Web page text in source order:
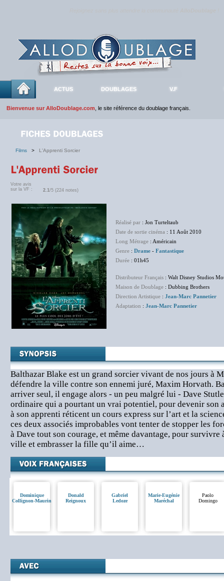
ACTUS DOUBLAGES V.F
Bienvenue sur AlloDoublage.com , le site référence du doublage français.
Films > L'Apprenti Sorcier
Votre avis
sur la VF :
2.1/5 (224 notes)
Réalisé par : Jon Turteltaub
Date de sortie cinéma : 11 Août 2010
Long Métrage : Américain
Genre : Drame - Fantastique
Durée : 01h45
Distributeur Français : Walt Disney Studios
Maison de Doublage : Dubbing Brothers
Direction Artistique : Jean-Marc Pannetier
Adaptation : Jean-Marc Pannetier
Balthazar Blake est un grand sorcier vivant de nos jours à
défendre la ville contre son ennemi juré, Maxim Horvath.
arriver seul, il engage alors - un peu malgré lui - Dave
ordinaire qui a pourtant un vrai potentiel, pour devenir son
à son apprenti réticent un cours express sur l’art et la
ces deux associés improbables vont tenter de stopper les
à Dave tout son courage, et même davantage, pour survivre
ville et embrasser la fille qu’il aime…
Dominique
Collignon-Maurin
Donald
Reignoux
Gabriel
Ledoze
Marie-Eugénie
Maréchal
Paolo
Domingo